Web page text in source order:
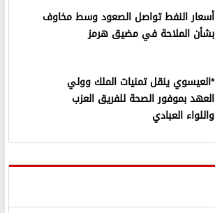
أسعار النفط تواصل الصعود وسط مخاوف
بشأن الملاحة في مضيق هرمز
*العيسوي ينقل تمنيات الملك وولي
العهد بموفور الصحة للفريق العزب
واللواء العبادي